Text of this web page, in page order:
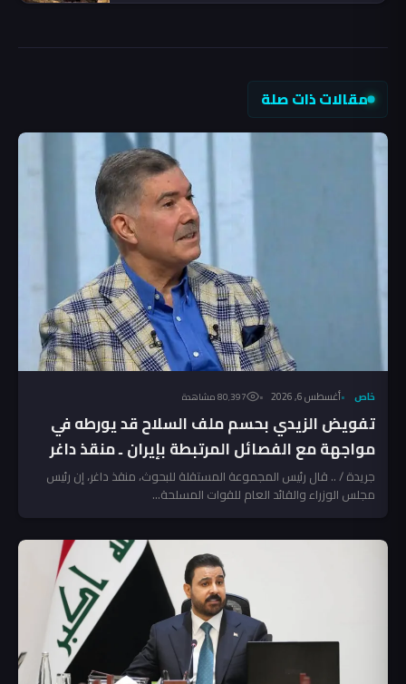
مقالات ذات صلة
خاص أغسطس 6, 2026 80٬397 مشاهدة
تفويض الزيدي بحسم ملف السلاح قد يورطه في
مواجهة مع الفصائل المرتبطة بإيران ـ منقذ داغر
جريدة / .. قال رئيس المجموعة المستقلة للبحوث، منقذ داغر، إن رئيس
مجلس الوزراء والقائد العام للقوات المسلحة...